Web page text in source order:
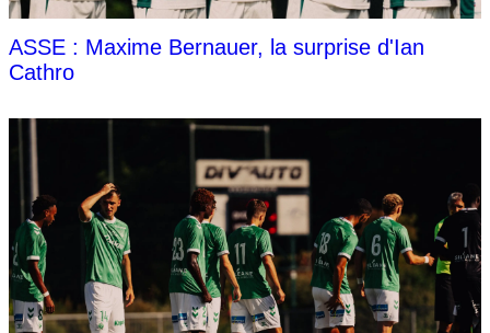
ASSE : Maxime Bernauer, la surprise d'Ian
Cathro